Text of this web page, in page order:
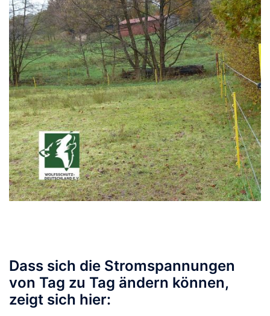
Dass sich die Stromspannungen
von Tag zu Tag ändern können,
zeigt sich hier: